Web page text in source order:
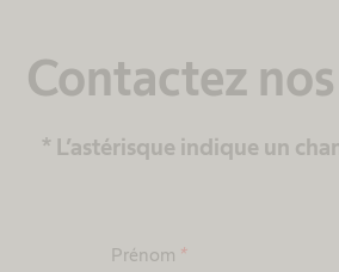
Contactez
* L’astérisque indique un
Prénom *